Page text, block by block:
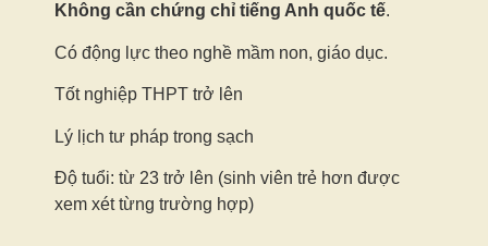
Không cần chứng chỉ tiếng Anh quốc tế.
Có động lực theo nghề mầm non, giáo dục.
Tốt nghiệp THPT trở lên
Lý lịch tư pháp trong sạch
Độ tuổi: từ 23 trở lên (sinh viên trẻ hơn được
xem xét từng trường hợp)